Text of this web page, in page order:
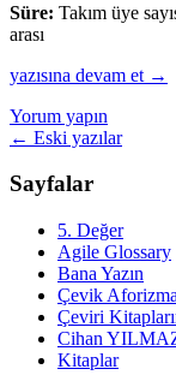
Süre: Takım üye
arası
Yelkenli
Tekniği
yazısına devam et →
Yorum yapın
Yazı
dolaşımı
← Eski yazılar
Sayfalar
5. Değer
Agile Glossary
Bana Yazın
Çevik
Çeviri
Cihan
Kitaplar